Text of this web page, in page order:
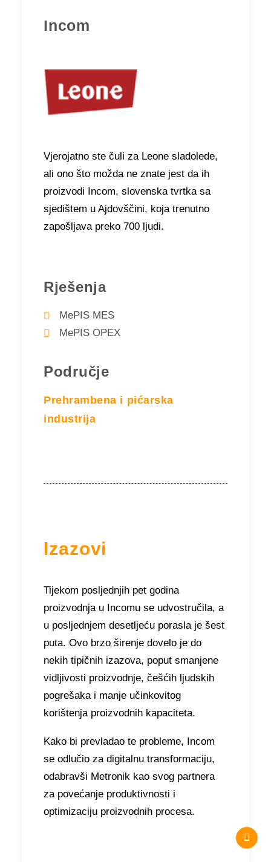
Incom
Vjerojatno ste čuli za Leone sladolede,
ali ono što možda ne znate jest da ih
proizvodi Incom, slovenska tvrtka sa
sjedištem u Ajdovščini, koja trenutno
zapošljava preko 700 ljudi.
Područje
Prehrambena i pićarska
industrija
Rješenja
MePIS MES
MePIS OPEX
Izazovi
Tijekom posljednjih pet godina
proizvodnja u Incomu se udvostručila, a
u posljednjem desetljeću porasla je šest
puta. Ovo brzo širenje dovelo je do
nekih tipičnih izazova, poput smanjene
vidljivosti proizvodnje, češćih ljudskih
pogrešaka i manje učinkovitog
korištenja proizvodnih kapaciteta.
Kako bi prevladao te probleme, Incom
se odlučio za digitalnu transformaciju,
odabravši Metronik kao svog partnera
za povećanje produktivnosti i
optimizaciju proizvodnih procesa.